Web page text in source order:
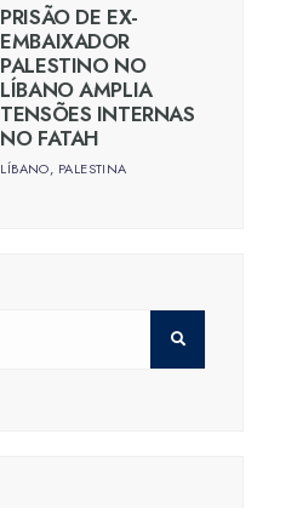
PRISÃO DE EX-
EMBAIXADOR
PALESTINO NO
LÍBANO AMPLIA
TENSÕES INTERNAS
NO FATAH
LÍBANO, PALESTINA